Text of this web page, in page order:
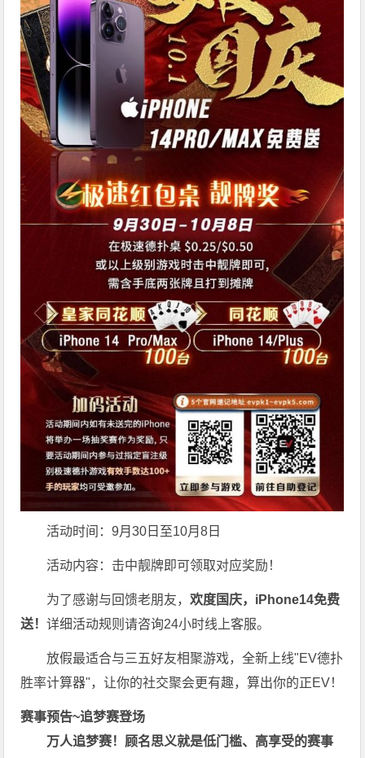
活动时间：9月30日至10月8日
活动内容：击中靓牌即可领取对应奖励！
为了感谢与回馈老朋友，欢度国庆，iPhone14免费
送！详细活动规则请咨询24小时线上客服。
放假最适合与三五好友相聚游戏，全新上线"EV德扑
胜率计算器"，让你的社交聚会更有趣，算出你的正EV！
赛事预告~追梦赛登场
万人追梦赛！顾名思义就是低门槛、高享受的赛事